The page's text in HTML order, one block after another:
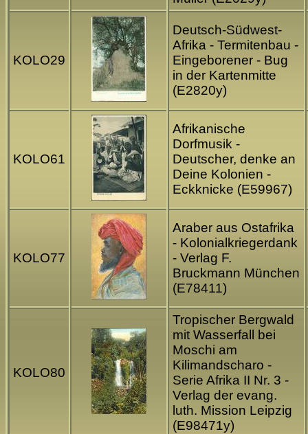
KOLO29
Deutsch-Südwest-
Afrika - Termitenbau -
Eingeborener - Bug
in der Kartenmitte
(E2820y)
KOLO61
Afrikanische
Dorfmusik -
Deutscher, denke an
Deine Kolonien -
Eckknicke (E59967)
KOLO77
Araber aus Ostafrika
- Kolonialkriegerdank
- Verlag F.
Bruckmann München
(E78411)
KOLO80
Tropischer Bergwald
mit Wasserfall bei
Moschi am
Kilimandscharo -
Serie Afrika II Nr. 3 -
Verlag der evang.
luth. Mission Leipzig
(E98471y)